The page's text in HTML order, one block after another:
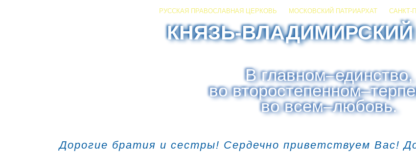
РУССКАЯ ПРАВОСЛАВНАЯ ЦЕРКОВЬ МОСКОВСКИЙ ПАТРИАРХАТ САНКТ-
КНЯЗЬ-
В главном–единство,
во второстепенном–
во всем–любовь.
Дорогие братия и сестры! Сердечно приветствуем Вас!